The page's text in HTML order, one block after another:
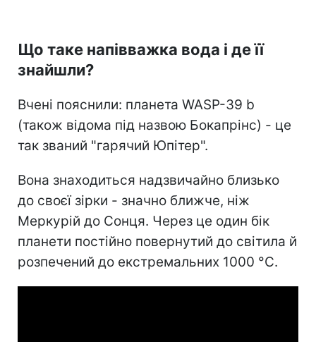
Що таке напівважка вода і де її
знайшли?
Вчені пояснили: планета WASP-39 b
(також відома під назвою Бокапрінс) - це
так званий "гарячий Юпітер".
Вона знаходиться надзвичайно близько
до своєї зірки - значно ближче, ніж
Меркурій до Сонця. Через це один бік
планети постійно повернутий до світила й
розпечений до екстремальних 1000 °C.